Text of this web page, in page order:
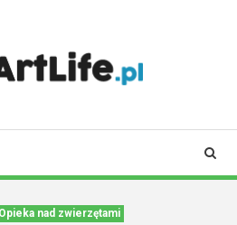
Opieka nad zwierzętami